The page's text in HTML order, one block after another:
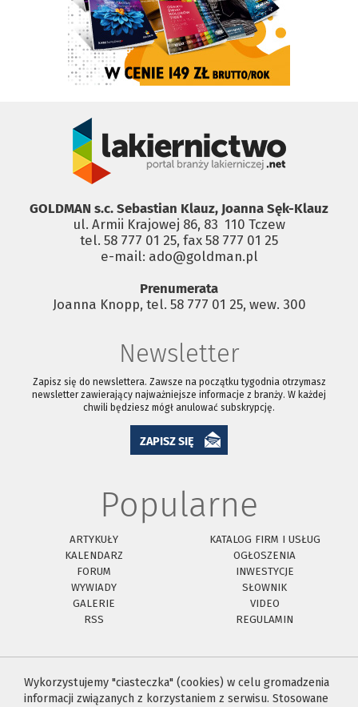
GOLDMAN s.c. Sebastian Klauz, Joanna Sęk-Klauz
ul. Armii Krajowej 86, 83 ­ 110 Tczew
tel. 58 777 01 25, fax 58 777 01 25
e-mail: ado@goldman.pl
Prenumerata
Joanna Knopp, tel. 58 777 01 25, wew. 300
Newsletter
Zapisz się do newslettera. Zawsze na początku tygodnia otrzymasz
newsletter zawierający najważniejsze informacje z branży. W każdej
chwili będziesz mógł anulować subskrypcję.
ZAPISZ SIĘ
Popularne
ARTYKUŁY
KATALOG FIRM I USŁUG
KALENDARZ
OGŁOSZENIA
FORUM
INWESTYCJE
WYWIADY
SŁOWNIK
GALERIE
VIDEO
RSS
REGULAMIN
Wykorzystujemy "ciasteczka" (cookies) w celu gromadzenia
informacji związanych z korzystaniem z serwisu. Stosowane